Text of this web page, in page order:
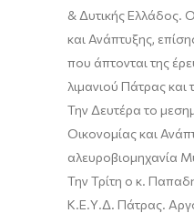
& Δυτικής Ελλάδος.
και Ανάπτυξης,
που άπτονται της
λιμανιού Πάτρας
Την Δευτέρα το
Οικονομίας και
αλευροβιομηχανία
Την Τρίτη ο κ.
Κ.Ε.Υ.Δ. Πάτρας.